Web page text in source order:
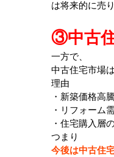
は将来的に売
③中古
一方で、
中古住宅市場
理由
・新築価格高騰
・リフォーム
・住宅購入層
つまり
今後は中古住